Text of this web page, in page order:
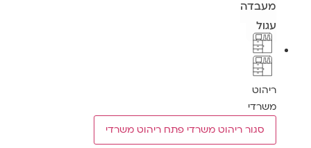
מעבדה
עגול
ריהוט
משרדי
סגור ריהוט משרדי פתח ריהוט משרדי